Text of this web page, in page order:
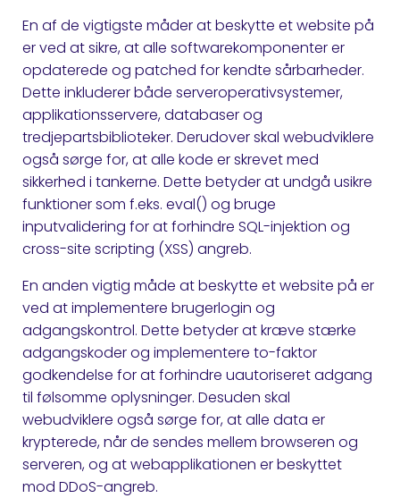
En af de vigtigste måder at beskytte et website på
er ved at sikre, at alle softwarekomponenter er
opdaterede og patched for kendte sårbarheder.
Dette inkluderer både serveroperativsystemer,
applikationsservere, databaser og
tredjepartsbiblioteker. Derudover skal webudviklere
også sørge for, at alle kode er skrevet med
sikkerhed i tankerne. Dette betyder at undgå usikre
funktioner som f.eks. eval() og bruge
inputvalidering for at forhindre SQL-injektion og
cross-site scripting (XSS) angreb.
En anden vigtig måde at beskytte et website på er
ved at implementere brugerlogin og
adgangskontrol. Dette betyder at kræve stærke
adgangskoder og implementere to-faktor
godkendelse for at forhindre uautoriseret adgang
til følsomme oplysninger. Desuden skal
webudviklere også sørge for, at alle data er
krypterede, når de sendes mellem browseren og
serveren, og at webapplikationen er beskyttet
mod DDoS-angreb.